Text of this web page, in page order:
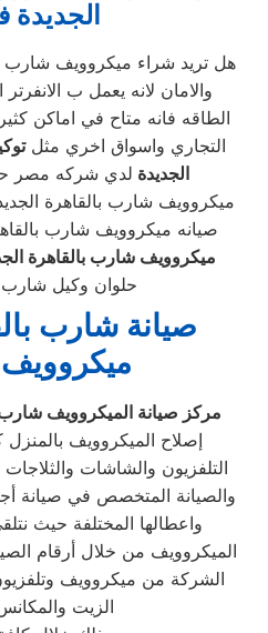
الجديدة
هل تريد شراء ميكروويف شارب
والامان لانه يعمل ب
الطاقه فانه متاح في اماكن
التجاري واسواق اخري مثل
الجديدة لدي شركه مصر
ميكروويف شارب بالقاهرة
صيانه ميكروويف شارب
ميكروويف شارب بالقاهرة
حلوان وكيل شارب
صيانة شارب
مركز صيانة الميكروويف شارب
إصلاح الميكروويف بالمنزل
التلفزيون والشاشات
والصيانة المتخصص في صيانة
واعطالها المختلفة حيث
الميكروويف من خلال أرقام
الشركة من ميكروويف
الزيت